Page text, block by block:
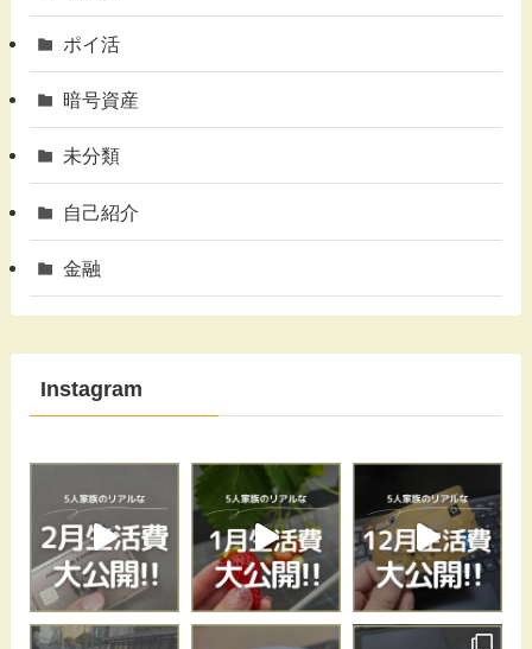
ポイ活
暗号資産
未分類
自己紹介
金融
Instagram